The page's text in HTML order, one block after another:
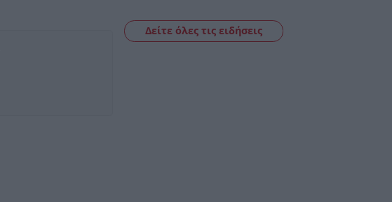
Δείτε όλες τις ειδήσεις